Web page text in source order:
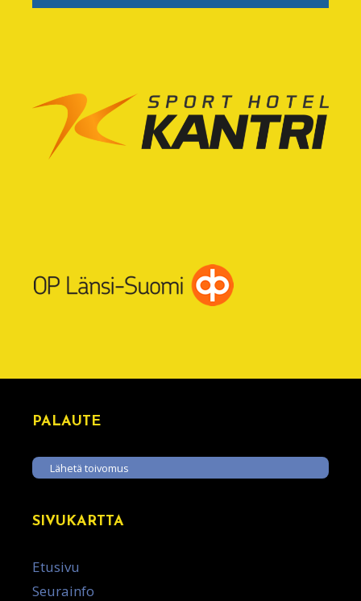
PALAUTE
Lähetä toivomus
SIVUKARTTA
Etusivu
Seurainfo